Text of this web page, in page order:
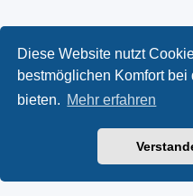
Diese Website nutzt
bestmöglichen Komfort bei
bieten. Mehr erfahren